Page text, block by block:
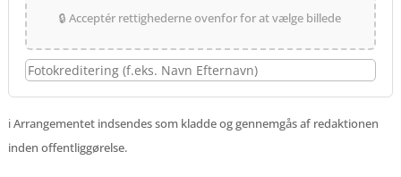
🔒 Acceptér rettighederne ovenfor for at vælge billede
ℹ️ Arrangementet indsendes som kladde og gennemgås af redaktionen
inden offentliggørelse.